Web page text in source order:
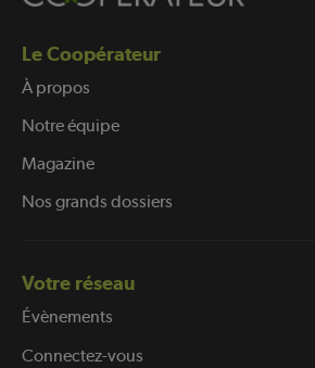
Le Coopérateur
À propos
Notre équipe
Magazine
Nos grands dossiers
Votre réseau
Évènements
Connectez-vous